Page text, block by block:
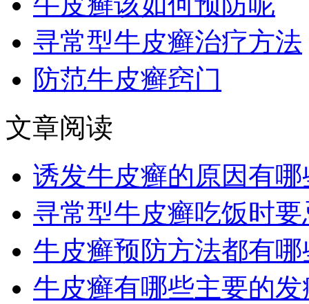
寻常型牛皮癣治疗方法
防范牛皮癣窍门
文章阅读
诱发牛皮癣的原因有哪
寻常型牛皮癣吃饭时
牛皮癣预防方法都有哪
牛皮癣有哪些主要的